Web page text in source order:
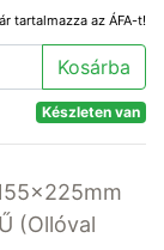
tartalmazza az ÁFA-t!
Kosárba
Készleten van
(Ollóval